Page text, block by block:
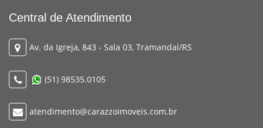
Central de Atendimento
Av. da Igreja, 843 - Sala 03, Tramandaí/RS
(51) 98535.0105
atendimento@carazzoimoveis.com.br